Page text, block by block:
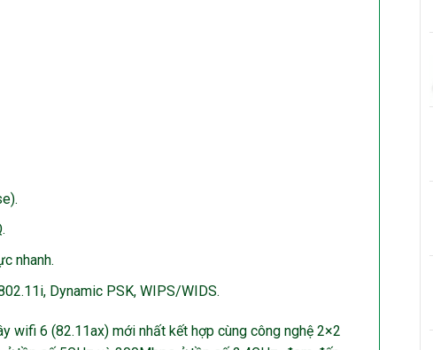
nhanh.
Dynamic PSK, WIPS/WIDS.
wifi 6 (82.11ax) mới nhất kết hợp cùng công nghệ 2×2